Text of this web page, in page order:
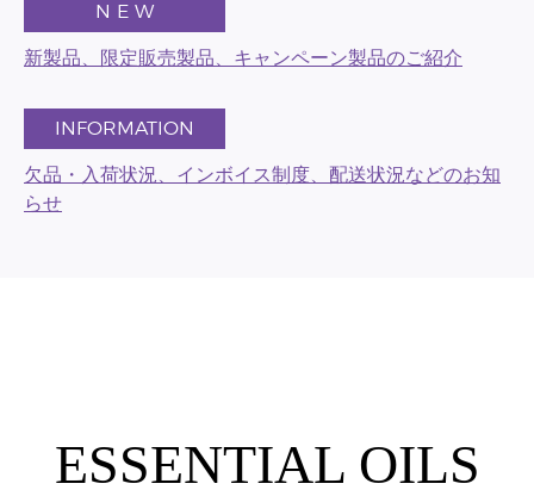
N E W
新製品、限定販売製品、キャンペーン製品のご紹介
INFORMATION
欠品・入荷状況、インボイス制度、配送状況などのお知
らせ
ESSENTIAL OILS